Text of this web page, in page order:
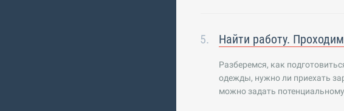
Найти работу.
Разберемся, как
одежды, нужно ли приехать
можно задать